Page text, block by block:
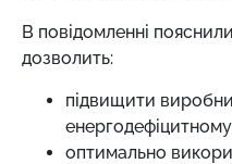
В повідомленні
дозволить:
підвищити
енергодефіцитному
оптимально